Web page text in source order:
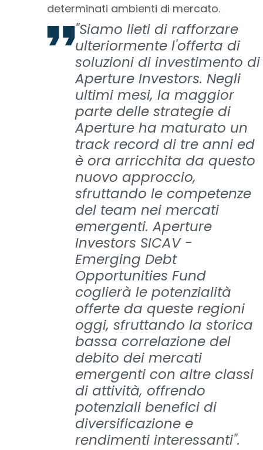
determinati ambienti di mercato.
"Siamo lieti di rafforzare
ulteriormente l'offerta di
soluzioni di investimento di
Aperture Investors. Negli
ultimi mesi, la maggior
parte delle strategie di
Aperture ha maturato un
track record di tre anni ed
è ora arricchita da questo
nuovo approccio,
sfruttando le competenze
del team nei mercati
emergenti. Aperture
Investors SICAV -
Emerging Debt
Opportunities Fund
coglierà le potenzialità
offerte da queste regioni
oggi, sfruttando la storica
bassa correlazione del
debito dei mercati
emergenti con altre classi
di attività, offrendo
potenziali benefici di
diversificazione e
rendimenti interessanti".